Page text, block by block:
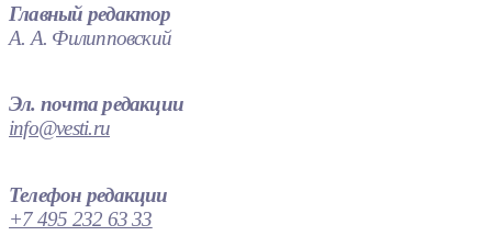
Главный редактор
А. А. Филипповский
Эл. почта редакции
info@vesti.ru
Телефон редакции
+7 495 232 63 33